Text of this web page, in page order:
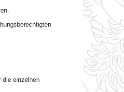
die einzelnen